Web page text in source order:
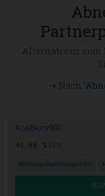
AcaiBerry900
40,00 %
Nahrungsergänzungsmittel